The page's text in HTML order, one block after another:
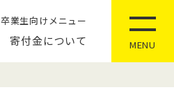
卒業生向けメニュー
寄付金について MENU